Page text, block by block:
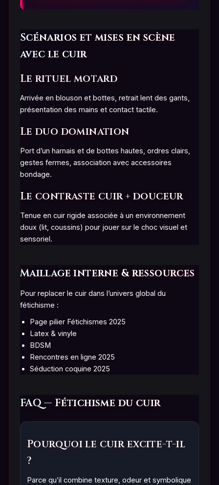
Scénarios et mises en scène
avec le cuir
Le rituel motard
Arrivée en blouson et bottes, retrait lent des gants,
présentation des mains et contact tactile.
Le duo domination
Port d’un harnais et de bottes hautes, ordres clairs,
gestes fermes, association avec accessoires
bondage.
Le contraste cuir + douceur
Tenue en cuir rigide associée à un environnement
doux (lit, coussins) pour jouer sur le choc visuel et
sensoriel.
Maillage interne & ressources
Pour replacer le cuir dans l’univers global du
fétichisme :
Page pilier Fétichismes 2025
Latex & vinyle
BDSM
Rencontres en ligne 2025
Séduction coquine 2025
FAQ — Fétichisme du cuir
Pourquoi le cuir excite-t-il
?
Parce qu’il combine texture, odeur et symbolique